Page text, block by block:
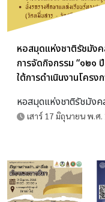
หอสมุดแห่งชาติรัชมังค
การจัดกิจกรรม “๑๒๑
ใต้การดำเนินงานโคร
ประจำปี ๒๕๖๖
หอสมุดแห่งชาติรัชมังค
เสาร์ 17 มิถุนายน พ.ศ.